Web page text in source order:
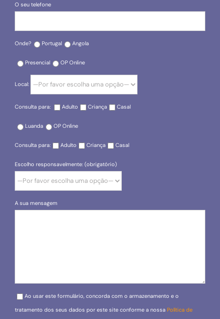
O seu telefone
Onde? Portugal Angola
Presencial OP Online
Local:
Consulta para: Adulto Criança Casal
Luanda OP Online
Consulta para: Adulto Criança Casal
Escolho responsavelmente: (obrigatório)
A sua mensagem
Please leave this field empty.
Ao usar este formulário, concorda com o armazenamento e o
tratamento dos seus dados por este site conforme a nossa Política de